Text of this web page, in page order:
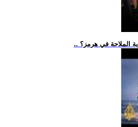
الملاحة في هرمز؟